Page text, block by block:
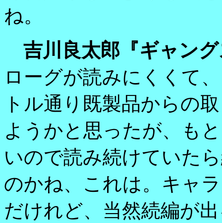
ね。
吉川良太郎『ギャン
ローグが読みにくくて
トル通り既製品からの
ようかと思ったが、も
いので読み続けていた
のかね、これは。キャ
だけれど、当然続編が